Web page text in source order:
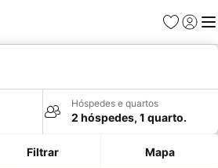
Favoritos
Iniciar
Hóspedes e quartos
2 hóspedes, 1 quarto.
Filtrar Mapa